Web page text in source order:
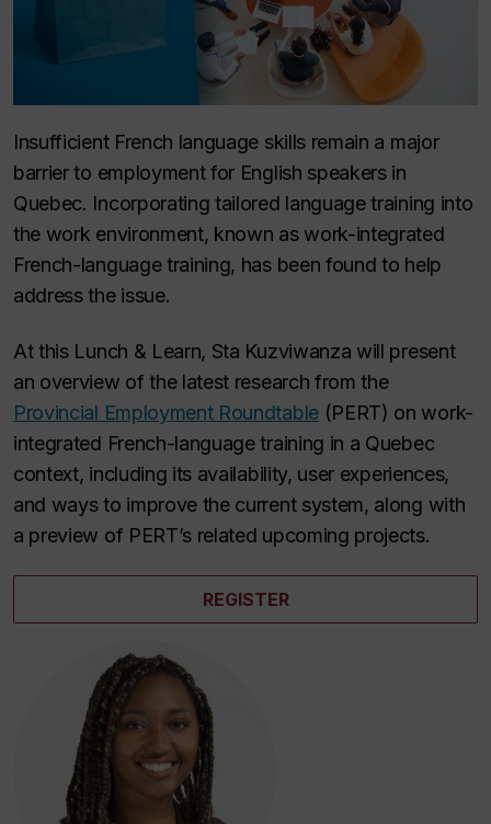
Insufficient French language skills remain a major
barrier to employment for English speakers in
Quebec. Incorporating tailored language training into
the work environment, known as work-integrated
French-language training, has been found to help
address the issue.
At this Lunch & Learn, Sta Kuzviwanza will present
an overview of the latest research from the
Provincial Employment Roundtable(PERT) on work-
integrated French-language training in a Quebec
context, including its availability, user experiences,
and ways to improve the current system, along with
a preview of PERT’s related upcoming projects.
REGISTER